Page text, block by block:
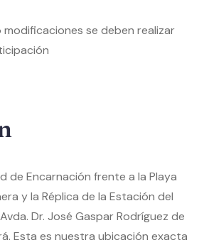
modificaciones se deben realizar
de Encarnación frente a la Playa
y la Réplica de la Estación del
Dr. José Gaspar Rodríguez de
Esta es nuestra ubicación exacta